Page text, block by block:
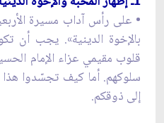
• على رأس آداب مسيرة
بالإخوة الدينية». يجب أن
قلوب مقيمي عزاء الإمام
سلوكهم. أما كيف تجسّدوا
إلى ذوقكم.